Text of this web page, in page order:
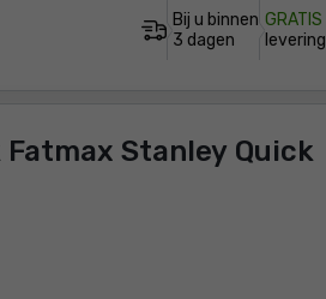
Bij u binnen
3 dagen
GRATIS
levering
Stanley Quick